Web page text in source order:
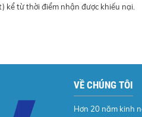
kể từ thời điểm nhận được khiếu nại.
VỀ CHÚNG TÔI
Hơn 20 năm kinh